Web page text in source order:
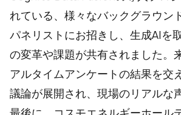
れている、様々なバックグラウン
パネリストにお招きし、生成AIを
の変革や課題が共有されました。
アルタイムアンケートの結果を交
議論が展開され、現場のリアルな